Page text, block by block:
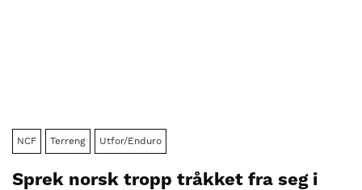
NCF Terreng Utfor/Enduro
Sprek norsk tropp tråkket fra seg i